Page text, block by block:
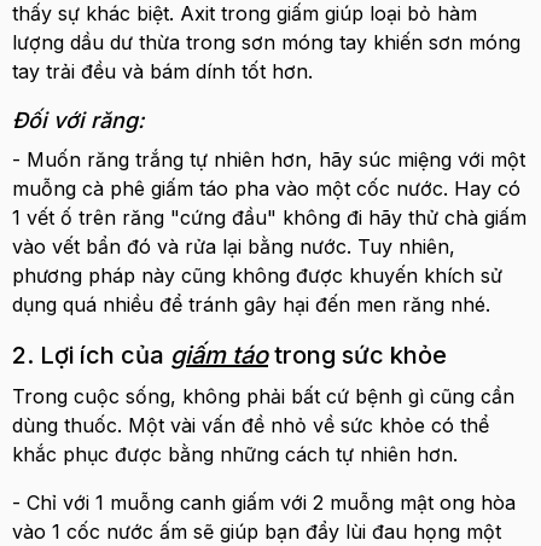
thấy sự khác biệt. Axit trong giấm giúp loại bỏ hàm
lượng dầu dư thừa trong sơn móng tay khiến sơn móng
tay trải đều và bám dính tốt hơn.
Đối với răng:
- Muốn răng trắng tự nhiên hơn, hãy súc miệng với một
muỗng cà phê giấm táo pha vào một cốc nước. Hay có
1 vết ố trên răng "cứng đầu" không đi hãy thử chà giấm
vào vết bẩn đó và rửa lại bằng nước. Tuy nhiên,
phương pháp này cũng không được khuyến khích sử
dụng quá nhiều để tránh gây hại đến men răng nhé.
2. Lợi ích của giấm táotrong sức khỏe
Trong cuộc sống, không phải bất cứ bệnh gì cũng cần
dùng thuốc. Một vài vấn đề nhỏ về sức khỏe có thể
khắc phục được bằng những cách tự nhiên hơn.
- Chỉ với 1 muỗng canh giấm với 2 muỗng mật ong hòa
vào 1 cốc nước ấm sẽ giúp bạn đẩy lùi đau họng một